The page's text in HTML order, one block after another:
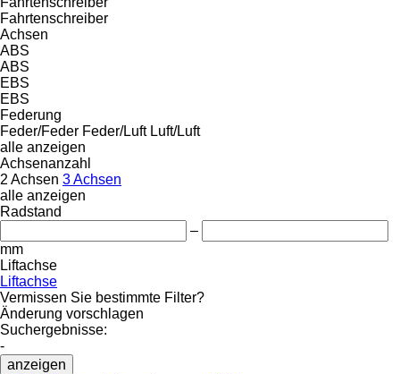
Fahrtenschreiber
Achsen
ABS
ABS
EBS
EBS
Federung
Feder/Feder Feder/Luft Luft/Luft
alle anzeigen
Achsenanzahl
2 Achsen 3 Achsen
alle anzeigen
Radstand
–
mm
Liftachse
Liftachse
Vermissen Sie bestimmte Filter?
Änderung vorschlagen
Suchergebnisse:
-
anzeigen